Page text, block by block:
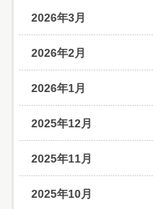
2026年3月
2026年2月
2026年1月
2025年12月
2025年11月
2025年10月